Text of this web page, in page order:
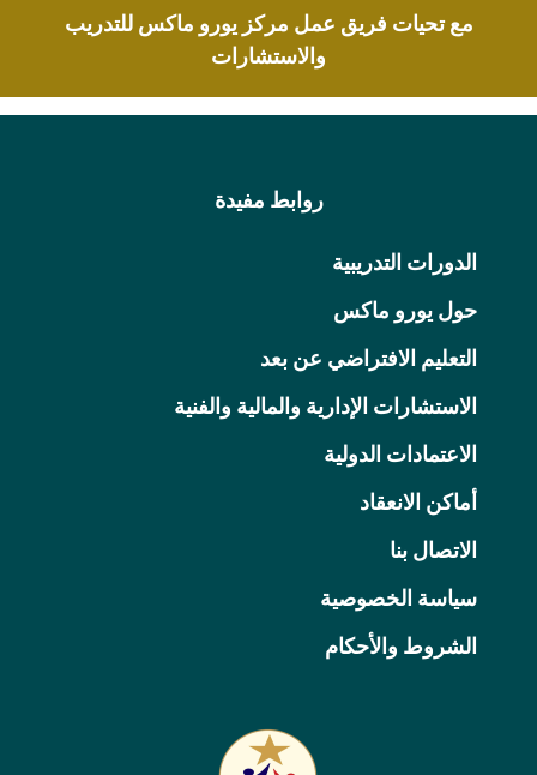
مع تحيات فريق عمل مركز يورو ماكس للتدريب
والاستشارات
روابط مفيدة
الدورات التدريبية
حول يورو ماكس
التعليم الافتراضي عن بعد
الاستشارات الإدارية والمالية والفنية
الاعتمادات الدولية
أماكن الانعقاد
الاتصال بنا
سياسة الخصوصية
الشروط والأحكام